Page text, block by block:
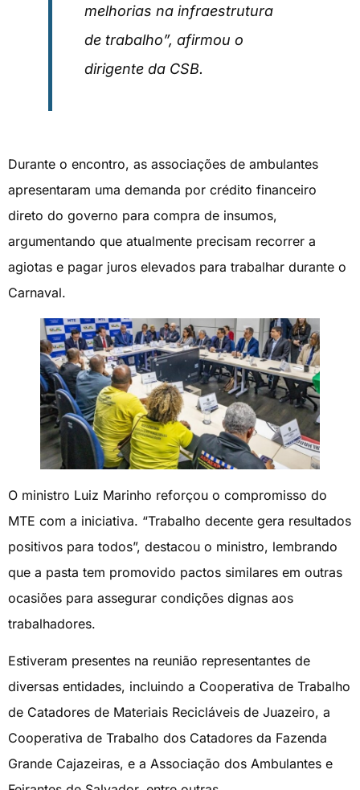
melhorias na infraestrutura
de trabalho”, afirmou o
dirigente da CSB.
Durante o encontro, as associações de ambulantes
apresentaram uma demanda por crédito financeiro
direto do governo para compra de insumos,
argumentando que atualmente precisam recorrer a
agiotas e pagar juros elevados para trabalhar durante o
Carnaval.
O ministro Luiz Marinho reforçou o compromisso do
MTE com a iniciativa. “Trabalho decente gera resultados
positivos para todos”, destacou o ministro, lembrando
que a pasta tem promovido pactos similares em outras
ocasiões para assegurar condições dignas aos
trabalhadores.
Estiveram presentes na reunião representantes de
diversas entidades, incluindo a Cooperativa de Trabalho
de Catadores de Materiais Recicláveis de Juazeiro, a
Cooperativa de Trabalho dos Catadores da Fazenda
Grande Cajazeiras, e a Associação dos Ambulantes e